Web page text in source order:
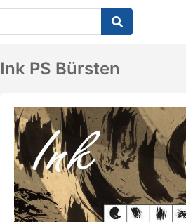
Ink PS Bürsten